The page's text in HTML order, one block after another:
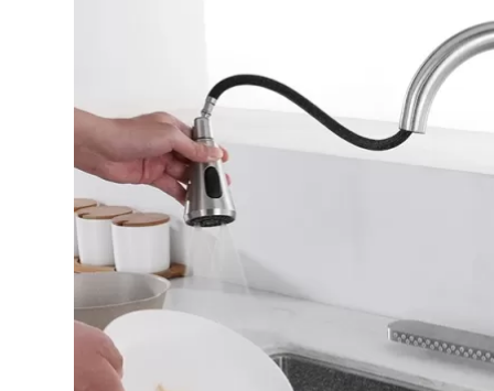
Ray trượt – bản lề – tay nắm cửa
Phụ kiện tủ bếp dưới
Giá để bát đĩa đa năng
Giá để dao thớt
Kệ để chất tẩy rửa
Kệ gia vị
Kệ góc liên hoàn